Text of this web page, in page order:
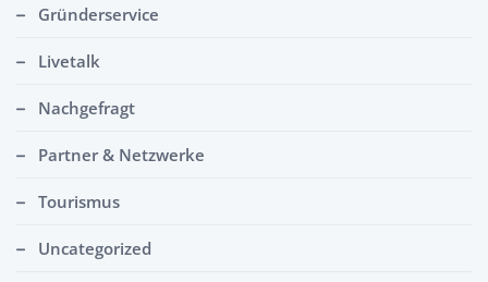
Gründerservice
Livetalk
Nachgefragt
Partner & Netzwerke
Tourismus
Uncategorized